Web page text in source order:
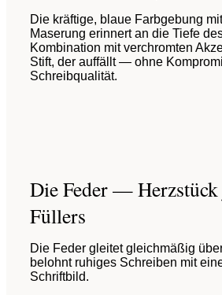
Die kräftige, blaue Farbgebung
Maserung erinnert an die Tiefe
Kombination mit verchromten
Stift, der auffällt — ohne
Schreibqualität.
Die Feder — Herzstück
Füllers
Die Feder gleitet gleichmäßig
belohnt ruhiges Schreiben mit
Schriftbild.